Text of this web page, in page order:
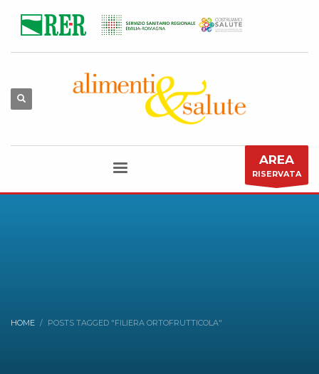
AREA
RISERVATA
HOME POSTS TAGGED "FILIERA ORTOFRUTTICOLA"